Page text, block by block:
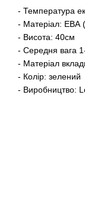
- Температура
- Матеріал: ЕВА
- Висота: 40см
- Середня вага
- Матеріал
- Колір: зелений
- Виробництво: